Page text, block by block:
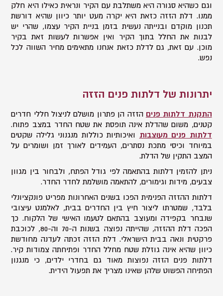
וגם כשהיא סגורה היא משתלבת עם הקיר ונראית כאילו היא חלק
ממנו. דלת הזזה כזאת היא יקרה מעט יותר כיוון שהיא דורשת
תכנון מוקדם ובנייתה נעשית בזמן בניית הקיר עצמו, שהרי יש
לבנות את החלל בתוך הקיר ואין אפשרות לעשות זאת בקיר
מוכן. עם זאת, גם לדלת כזאת אנחנו מתאימים מחיר השווה לכל
נפש.
יתרונות של דלתות פנים הזזה
התקנת דלתות פנים הזזה הן פתרון מושלם לניצול חללי חדרים
קטנים, משום שהדלת אינה תופסת את שטח החדר במצב פתוח.
דלתות פנים מעוצבות ואיכותיות כוללות מנגנוני גלילה שקטים
במיוחד וכיסי מתכת נסתרים, העמידים לאורך זמן ושומרים על
המצב התקין של הדלת.
ניתן להזמין דלתות בהתאמה לפי גודל הפתח, ולבחור בין מגוון
צבעים, מידות וגימורים, להתאמה מושלמת לחדר החדר.
דלתות ההזזה הפנימית הפכו בשנים האחרונות מפריט פונקציונלי
בלבד, שמטרתו ליצור חיץ בין החדרים בבית, לאלמנט עיצובי
שנבחר בקפידה ומעוצב בהתאם לטעמו האישי של הלקוח. כך
הפכה דלת ההזזה, שהייתה נפוצה בשנות ה-70 וה-80, לכוכבת
פרקטית ונאה בבית הישראלי. דלת הזזה זכתה לעדנה מחודשת
כיוון שהיא אינה גוזלת שטח מחלל החדר ופתיחתה צמודות קיר.
דלתות פנים הזזה נפוצות מאוד גם בחדרי ילדים, כי מנגנון
הפתיחה הפשוט שלהן שאינו מצריך את תפעול הידית.